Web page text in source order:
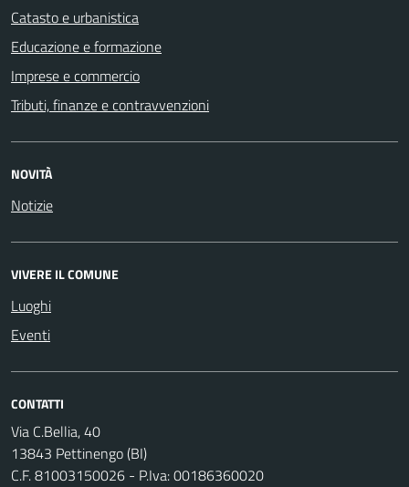
Catasto e urbanistica
Educazione e formazione
Imprese e commercio
Tributi, finanze e contravvenzioni
NOVITÀ
Notizie
VIVERE IL COMUNE
Luoghi
Eventi
CONTATTI
Via C.Bellia, 40
13843 Pettinengo (BI)
C.F. 81003150026 - P.Iva: 00186360020